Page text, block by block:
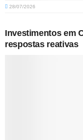
28/07/2026
Investimentos em
respostas reativas